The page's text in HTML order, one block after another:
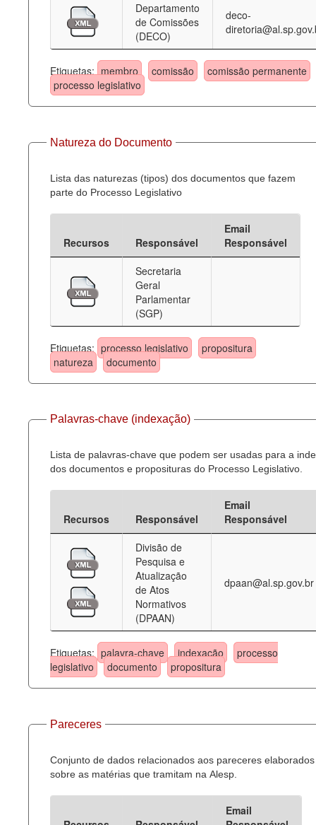
Departamento
de Comissões
(DECO)
deco-
Etiquetas: membro comissão
comissão permanente
processo legislativo
Natureza do Documento
Lista das naturezas (tipos) dos documentos que fazem
parte do Processo Legislativo
Recursos Responsável
Email
Responsável
Secretaria
Geral
Parlamentar
(SGP)
Etiquetas: processo legislativo
propositura
natureza
documento
Palavras-chave (indexação)
Lista de palavras-chave que podem ser usadas para a
dos documentos e proposituras do Processo Legislativo.
Recursos Responsável
Email
Responsável
Divisão de
Pesquisa e
Atualização
de Atos
Normativos
(DPAAN)
dpaan@al.sp.gov.br
Etiquetas: palavra-chave indexação
processo
legislativo
documento propositura
Pareceres
Conjunto de dados relacionados aos pareceres elaborados
sobre as matérias que tramitam na Alesp.
Email